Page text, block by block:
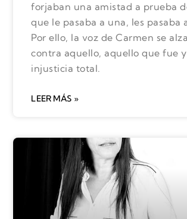
forjaban una amistad a prueba
que le pasaba a una, les pasaba
Por ello, la voz de Carmen se
contra aquello, aquello que fue
injusticia total.
LEER MÁS »